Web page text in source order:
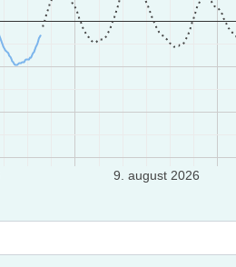
9. august 2026